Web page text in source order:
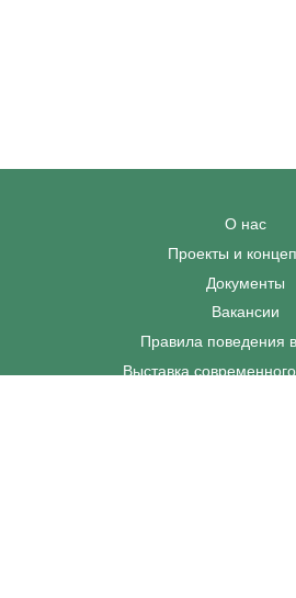
О нас
Проекты и
Документы
Вакансии
Правила поведения
Выставка современного